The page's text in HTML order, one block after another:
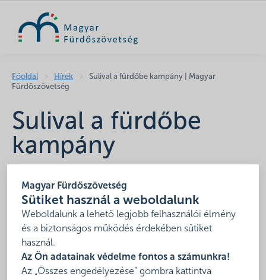
Magyar Fürdőszövetség
Sütiket használ a weboldalunk
Weboldalunk a lehető legjobb felhasználói élmény
és a biztonságos működés érdekében sütiket
használ.
Az Ön adatainak védelme fontos a számunkra!
Az „Összes engedélyezése” gombra kattintva
Főoldal Hírek
Sulival a fürdőbe kampány | Magyar
Fürdőszövetség
Sulival a fürdőbe
kampány
Sulival a Fürdőbe kampány
Fürdők és programjaik